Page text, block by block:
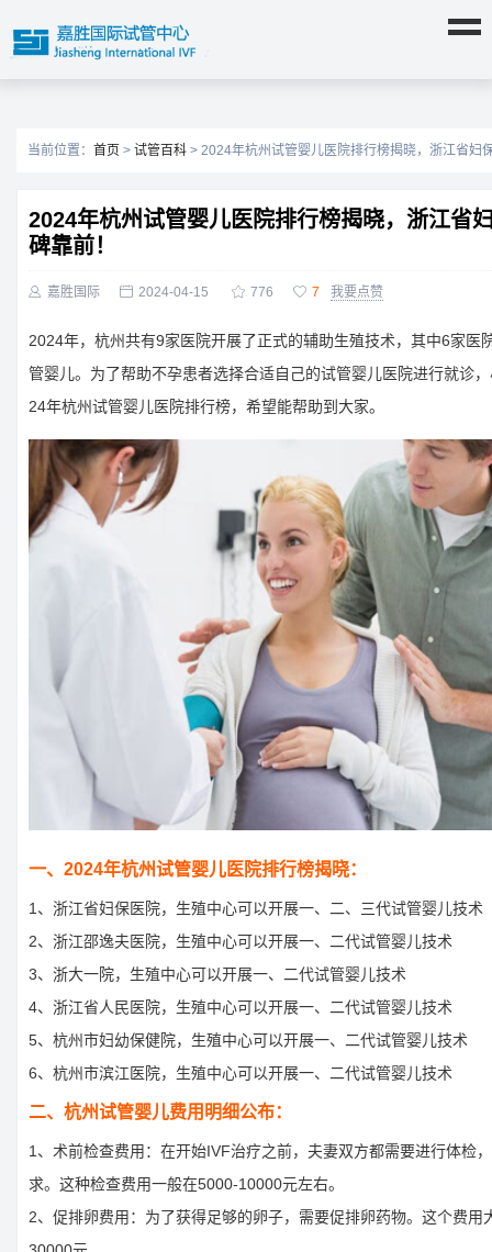
当前位置： 首页 > 试管百科 > 2024年杭州试管婴儿医院排行榜揭晓，浙江省妇
2024年杭州试管婴儿医院排行榜揭晓，浙江省
碑靠前！
 嘉胜国际  2024-04-15  776  7 我要点赞
2024年，杭州共有9家医院开展了正式的辅助生殖技术，其中6家医
管婴儿。为了帮助不孕患者选择合适自己的试管婴儿医院进行就诊
24年杭州试管婴儿医院排行榜，希望能帮助到大家。
一、2024年杭州试管婴儿医院排行榜揭晓：
1、浙江省妇保医院，生殖中心可以开展一、二、三代试管婴儿技术
2、浙江邵逸夫医院，生殖中心可以开展一、二代试管婴儿技术
3、浙大一院，生殖中心可以开展一、二代试管婴儿技术
4、浙江省人民医院，生殖中心可以开展一、二代试管婴儿技术
5、杭州市妇幼保健院，生殖中心可以开展一、二代试管婴儿技术
6、杭州市滨江医院，生殖中心可以开展一、二代试管婴儿技术
二、杭州试管婴儿费用明细公布：
1、术前检查费用：在开始IVF治疗之前，夫妻双方都需要进行体检
求。这种检查费用一般在5000-10000元左右。
2、促排卵费用：为了获得足够的卵子，需要促排卵药物。这个费用